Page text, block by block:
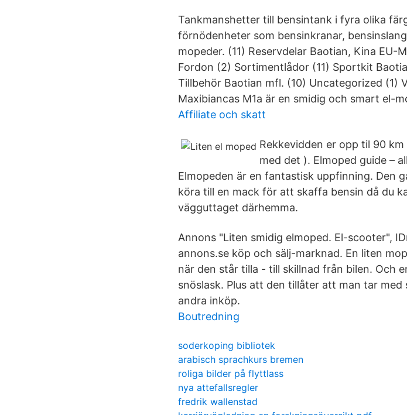
Tankmanshetter till bensintank i fyra olika
förnödenheter som bensinkranar,
mopeder. (11) Reservdelar Baotian, Kina EU-
Fordon (2) Sortimentlådor (11) Sportkit
Tillbehör Baotian mfl. (10) Uncategorized (1)
Maxibiancas M1a är en smidig och smart el-
Affiliate och skatt
Rekkevidden er opp til 90
med det ). Elmoped guide –
Elmopeden är en fantastisk uppfinning. Den
köra till en mack för att skaffa bensin då du
vägguttaget därhemma.
Annons "Liten smidig elmoped. El-scooter",
annons.se köp och sälj-marknad. En liten
när den står tilla - till skillnad från bilen. Och
snöslask. Plus att den tillåter att man tar
andra inköp.
Boutredning
soderkoping bibliotek
arabisch sprachkurs bremen
roliga bilder på flyttlass
nya attefallsregler
fredrik wallenstad